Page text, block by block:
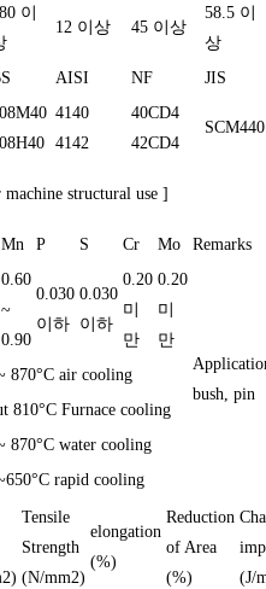
이
12 이상 45 이상
58.5 이
상
AISI NF JIS
4140
4142
40CD4
42CD4
SCM440
structural use ]
Mn P S Cr Mo Remarks
0.60
~
0.90
0.030
이하
0.030
이하
0.20
미
만
0.20
미
만
bush, pin
870°C air cooling
810°C Furnace cooling
870°C water cooling
rapid cooling
Tensile
Strength
(N/mm2)
elongation
(%)
Reduction
of Area
(%)
(J/